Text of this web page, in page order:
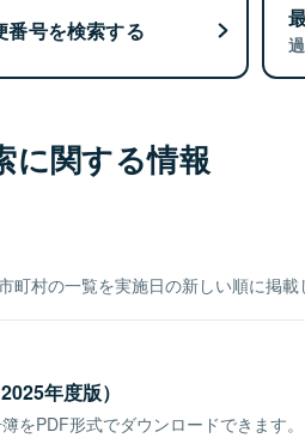
番号を検索する
に関する情報
町村の一覧を実施日の新しい順に掲載
年度版）
をPDF形式でダウンロードできます。